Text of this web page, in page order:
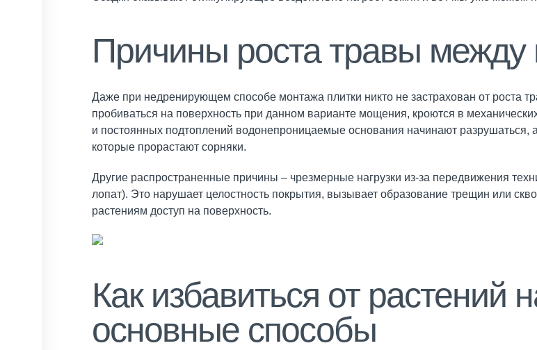
Причины роста травы между
Даже при недренирующем способе монтажа плитки никто не застрахован от роста
пробиваться на поверхность при данном варианте мощения, кроются в
и постоянных подтоплений водонепроницаемые основания начинают разрушаться,
которые прорастают сорняки.
Другие распространенные причины – чрезмерные нагрузки из-за передвижения
лопат). Это нарушает целостность покрытия, вызывает образование трещин или
растениям доступ на поверхность.
Как избавиться от растений
основные способы